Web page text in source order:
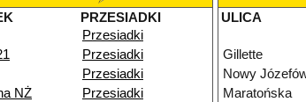
PRZESIADKI
Przesiadki
Przesiadki
Przesiadki
NŻ
Przesiadki
ULICA
Gillette
Nowy
Maratońska